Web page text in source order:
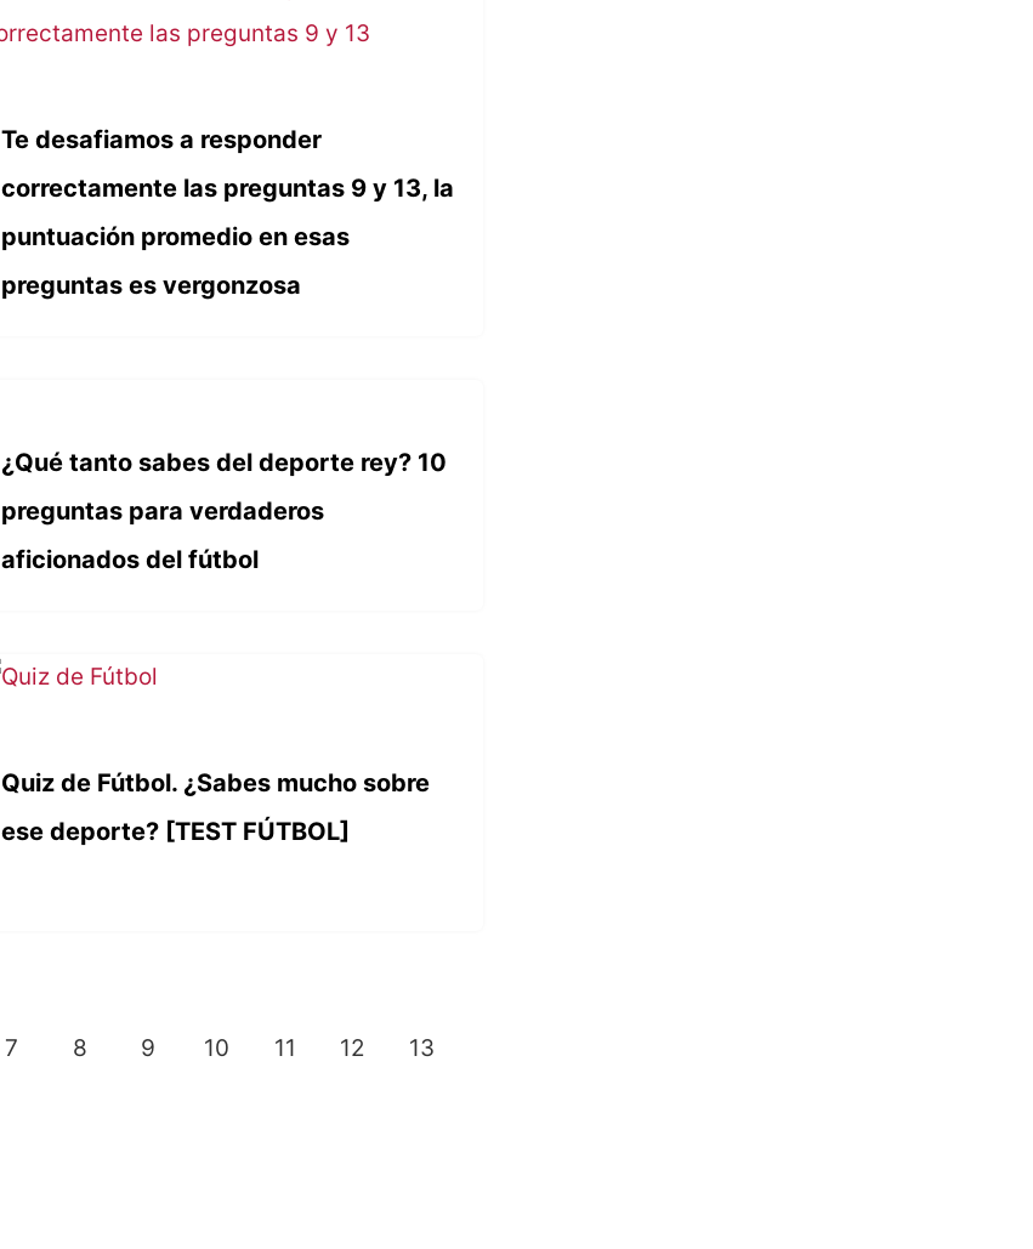
Te desafiamos a responder
correctamente las preguntas 9 y 13, la
puntuación promedio en esas
preguntas es vergonzosa
¿Qué tanto sabes del deporte rey? 10
preguntas para verdaderos
aficionados del fútbol
Quiz de Fútbol. ¿Sabes mucho sobre
ese deporte? [TEST FÚTBOL]
7 8 9 10 11 12
13